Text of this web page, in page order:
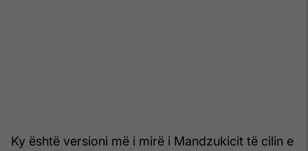
Ky është versioni më i mirë i Mandzukicit të cilin e